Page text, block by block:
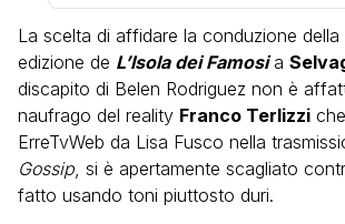
La scelta di affidare la conduzione della
edizione de L’Isola dei Famosia
discapito di Belen Rodriguez non è
naufrago del reality Franco Terlizzi
ErreTvWeb da Lisa Fusco nella
Gossip, si è apertamente scagliato
fatto usando toni piuttosto duri.